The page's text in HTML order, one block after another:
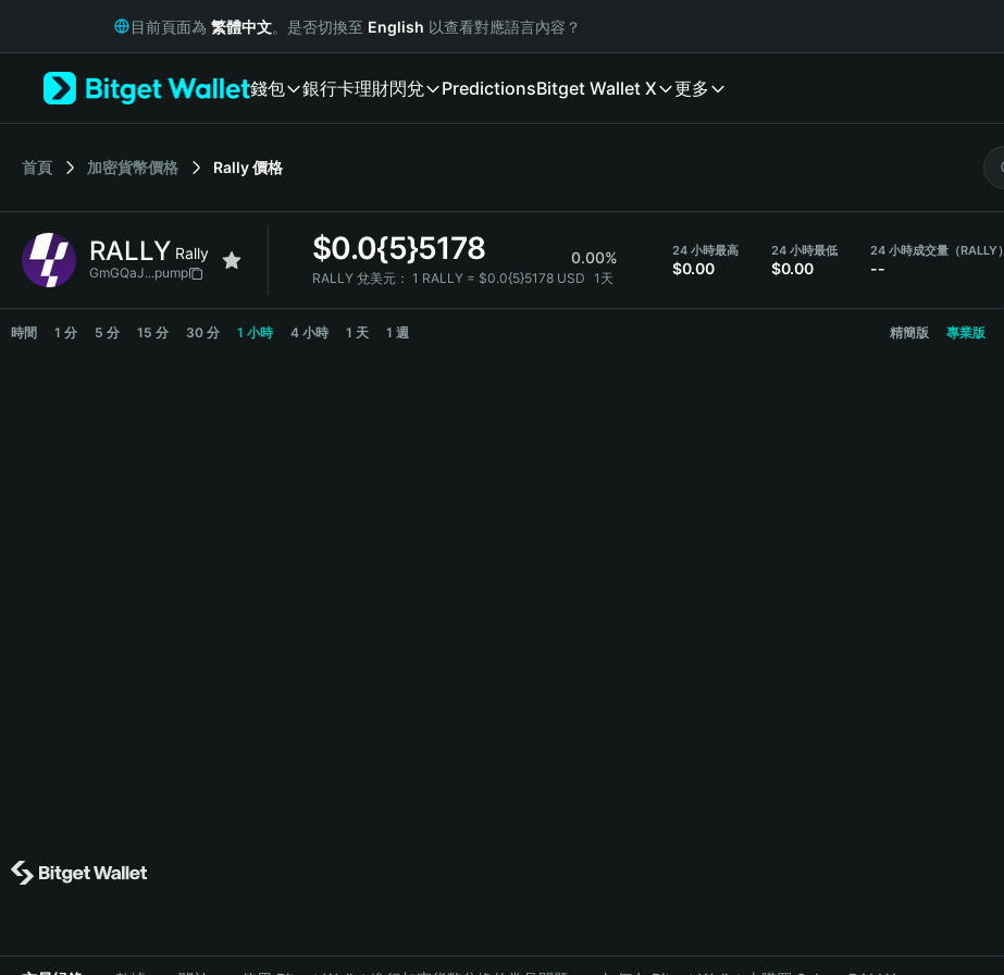
Русский
Italiano
简体中文
繁體中文
Bahasa Indonesia
目前頁面為 繁體中文。是否切換至 English 以查看對應語言內容？
錢包 銀行卡理財閃兌 PredictionsBitget Wallet X 更多
首頁 加密貨幣價格 Rally價格
RALLY Rally
GmGQaJ...pump
$0.0{5}5178 0.00%
RALLY 兌美元： 1 RALLY = $0.0{5}5178 USD 1天
24 小時最高
$0.00
24 小時最低
$0.00
24 小時成交量（RALLY）
--
RALLY Price Chart
時間 1 分 5 分 15 分 30 分 1 小時 4 小時 1 天 1 週 精簡版 專業版